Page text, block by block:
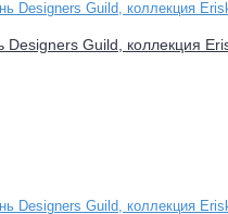
Designers Guild, коллекция